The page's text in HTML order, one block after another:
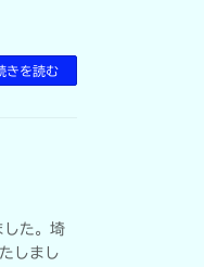
きを読む
た。埼
しまし